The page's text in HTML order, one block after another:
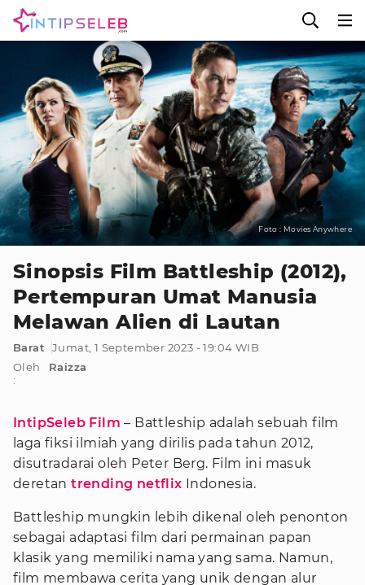
Foto : Movies Anywhere
Sinopsis Film Battleship (2012),
Pertempuran Umat Manusia
Melawan Alien di Lautan
Barat
Jumat, 1 September 2023 - 19:04 WIB
Oleh
:
Raizza
IntipSeleb Film – Battleship adalah sebuah film
laga fiksi ilmiah yang dirilis pada tahun 2012,
disutradarai oleh Peter Berg. Film ini masuk
deretantrending netflix Indonesia.
Battleship mungkin lebih dikenal oleh penonton
sebagai adaptasi film dari permainan papan
klasik yang memiliki nama yang sama. Namun,
film membawa cerita yang unik dengan alur